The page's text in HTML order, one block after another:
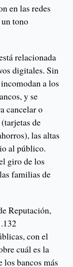
en las redes
tono
relacionada
digitales. Sin
a los
y se
cancelar o
de
las altas
al público.
giro de los
familias de
Reputación,
con el
cuál es la
los bancos más